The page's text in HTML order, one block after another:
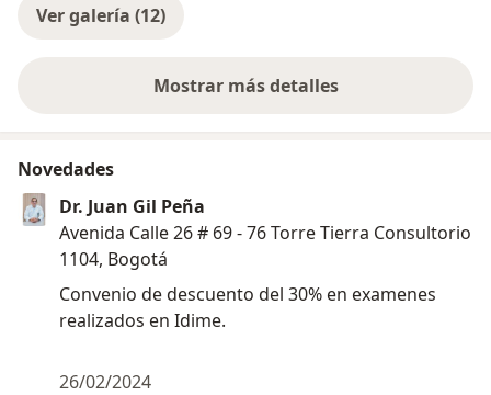
Ver galería (12)
Mostrar más detalles
sobre la experiencia
Novedades
Dr. Juan Gil Peña
Avenida Calle 26 # 69 - 76 Torre Tierra Consultorio
1104, Bogotá
Convenio de descuento del 30% en examenes
realizados en Idime.
26/02/2024